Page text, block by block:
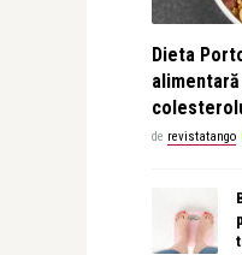
Dieta
de revistatango